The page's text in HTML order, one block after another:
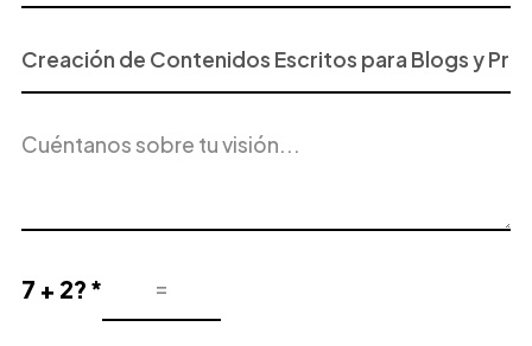
o
Servicio
Interés
del
7 + 2? *
Resultado